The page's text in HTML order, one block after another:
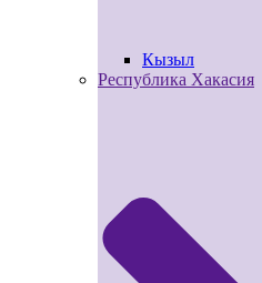
Кызыл
Республика Хакасия